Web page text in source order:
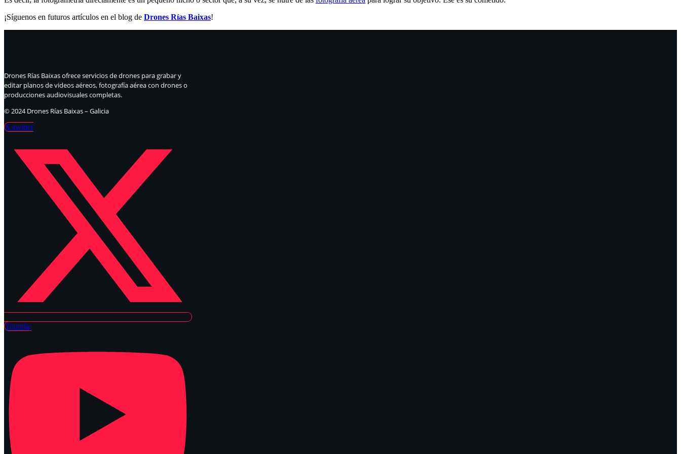
¡Síguenos en futuros artículos en el blog de Drones Rías Baixas!
Drones Rías Baixas ofrece servicios de drones para grabar y
editar planos de videos aéreos, fotografía aérea con drones o
producciones audiovisuales completas.
© 2024 Drones Rías Baixas – Galicia
X-twitter
Youtube